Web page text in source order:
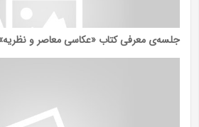
جلسه‌ی معرفی کتاب «عکاسی معاصر و نظریه»